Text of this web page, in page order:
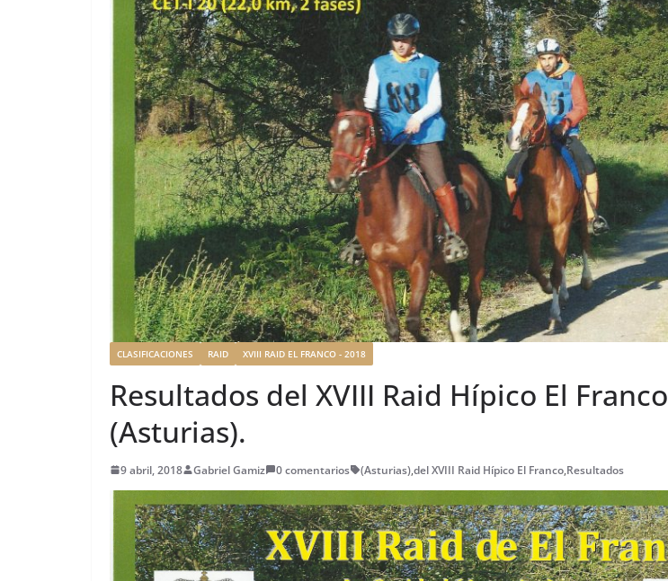
CLASIFICACIONES RAID XVIII RAID EL FRANCO - 2018
Resultados del XVIII Raid Hípico El Franco
(Asturias).
9 abril, 2018 Gabriel Gamiz 0 comentarios (Asturias),del XVIII Raid Hípico El Franco,Resultados